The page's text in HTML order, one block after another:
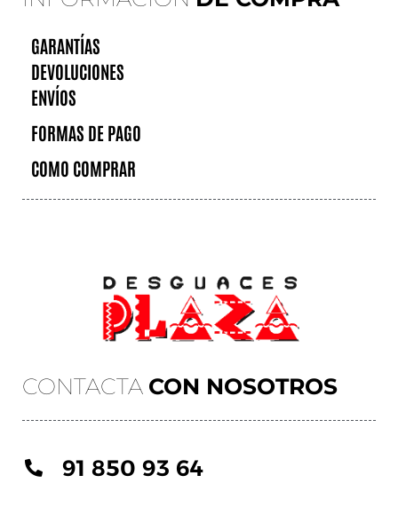
CONTACTA CON NOSOTROS
91 850 93 64
GARANTÍAS
DEVOLUCIONES
ENVÍOS
FORMAS DE PAGO
COMO COMPRAR